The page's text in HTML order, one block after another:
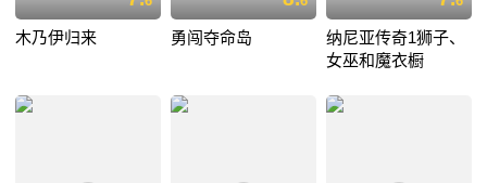
木乃伊归来 勇闯夺命岛
纳尼亚传奇1狮子、
女巫和魔衣橱